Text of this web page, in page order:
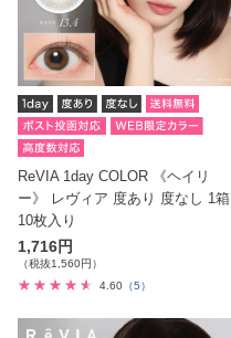
ReVIA 1day COLOR 《ヘイリ
ー》 レヴィア 度あり 度なし 1箱
10枚入り
1,716円
（税抜1,560円）
4.60 （5）